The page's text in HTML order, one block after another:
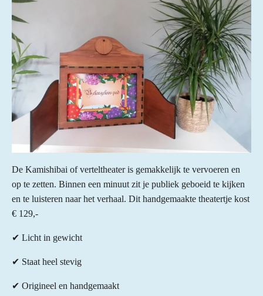
De Kamishibai of verteltheater is gemakkelijk te vervoeren en
op te zetten. Binnen een minuut zit je publiek geboeid te kijken
en te luisteren naar het verhaal. Dit handgemaakte theatertje kost
€ 129,-
✔ Licht in gewicht
✔ Staat heel stevig
✔ Origineel en handgemaakt